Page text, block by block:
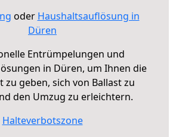
oder Haushaltsauflösung in
Düren
Entrümpelungen und
in Düren, um Ihnen die
zu geben, sich von Ballast zu
den Umzug zu erleichtern.
Halteverbotszone